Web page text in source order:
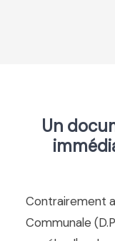
Un
Contrairement
Communale